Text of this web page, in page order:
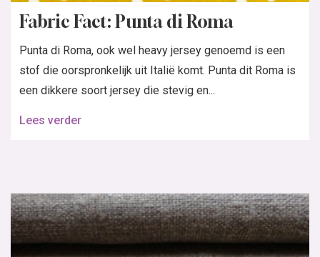
Fabric Fact: Punta di Roma
Punta di Roma, ook wel heavy jersey genoemd is een
stof die oorspronkelijk uit Italië komt. Punta dit Roma is
een dikkere soort jersey die stevig en...
Lees verder